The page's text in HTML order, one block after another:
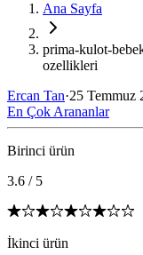
Ana Sayfa
prima-kulot-
ozellikleri
Ercan Tan·25 Temmuz
En Çok Arananlar
Birinci ürün
3.6 / 5
İkinci ürün